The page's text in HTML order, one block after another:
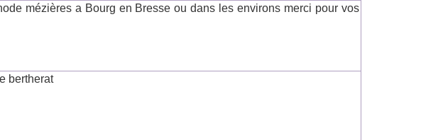
mézières a Bourg en Bresse ou dans les environs merci pour vos
bertherat